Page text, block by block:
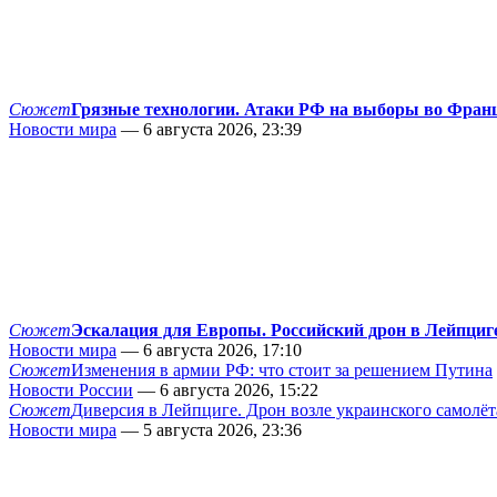
СюжетГрязные технологии. Атаки РФ на выборы во
Новости мира — 6 августа 2026, 23:39
СюжетЭскалация для Европы. Российский дрон в
Новости мира — 6 августа 2026, 17:10
СюжетИзменения в армии РФ: что стоит за решением Путина
Новости России — 6 августа 2026, 15:22
СюжетДиверсия в Лейпциге. Дрон возле украинского
Новости мира — 5 августа 2026, 23:36